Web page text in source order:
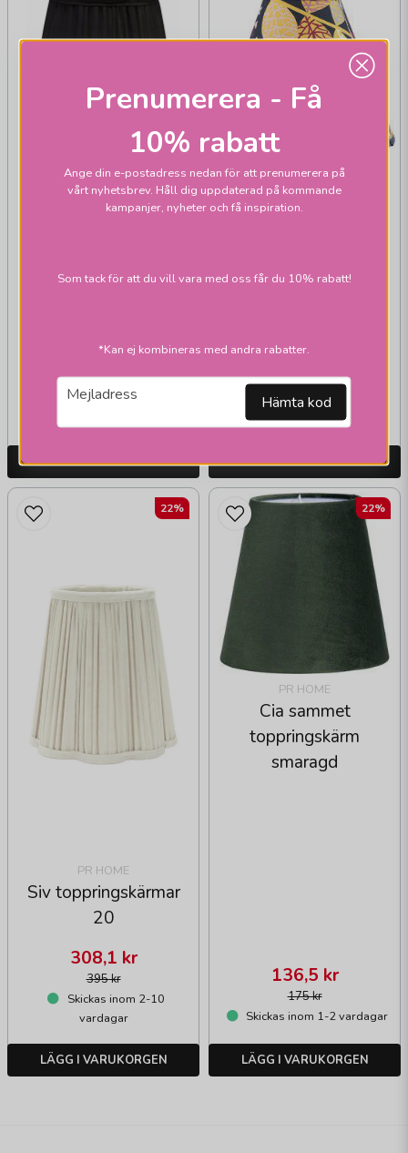
PR HOME
395 kr
308,1 kr
Skickas inom 2-10
LÄGG I VARUKORGEN
PR HOME
395 kr
308,1 kr
Skickas inom 2-10
vardagar
LÄGG I VARUKORGEN
PR HOME
Siv toppringskärmar
20
395 kr
308,1 kr
Skickas inom 2-10
vardagar
LÄGG I VARUKORGEN
22%
PR HOME
Cia sammet
toppringskärm
smaragd
175 kr
136,5 kr
Skickas inom 1-2 vardagar
LÄGG I VARUKORGEN
22%
Prenumerera - Få
10% rabatt
Ange din e-postadress nedan för att prenumerera på
vårt nyhetsbrev. Håll dig uppdaterad på kommande
kampanjer, nyheter och få inspiration.
Som tack för att du vill vara med oss får du 10% rabatt!
*Kan ej kombineras med andra rabatter.
email
Mejladress Hämta kod